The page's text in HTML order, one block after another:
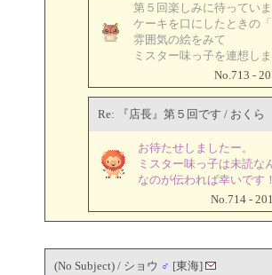
第５回楽しみに待っていま
ケーキを口にしたときの
雰囲気の絵をみて
ミスター味っ子を連想しま
No.713 -
Re: 『店長』第５回です / おくら
お待たせしましたー。
ミスター味っ子は未読な
なのが伝われば幸いです！
No.714 -
(No Subject) / ショウ ♂ [東海]